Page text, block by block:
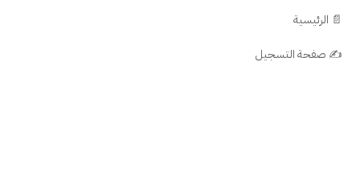
📄 الرئيسية
✍️ صفحة التسجيل